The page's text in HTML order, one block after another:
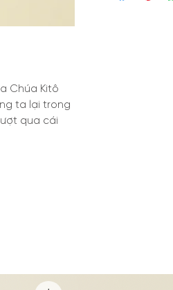
Chúa Kitô
ta lại trong
qua cái